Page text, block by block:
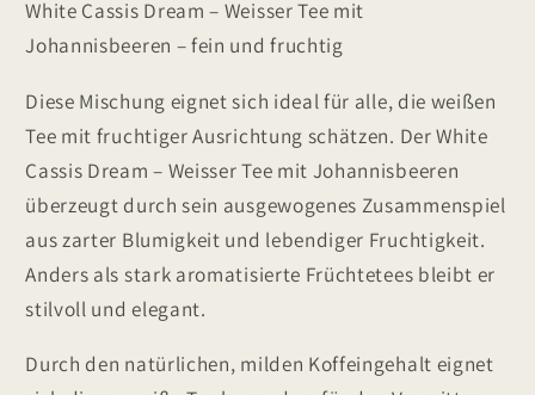
White Cassis Dream – Weisser Tee mit
Johannisbeeren – fein und fruchtig
Diese Mischung eignet sich ideal für alle, die weißen
Tee mit fruchtiger Ausrichtung schätzen. Der White
Cassis Dream – Weisser Tee mit Johannisbeeren
überzeugt durch sein ausgewogenes Zusammenspiel
aus zarter Blumigkeit und lebendiger Fruchtigkeit.
Anders als stark aromatisierte Früchtetees bleibt er
stilvoll und elegant.
Durch den natürlichen, milden Koffeingehalt eignet